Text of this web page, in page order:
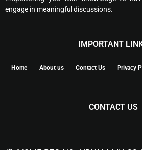
engage in meaningful discussions.
IMPORTANT
Home About us Contact Us Privacy
CONTACT US